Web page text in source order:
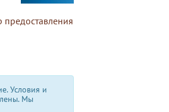
Условия и
Мы